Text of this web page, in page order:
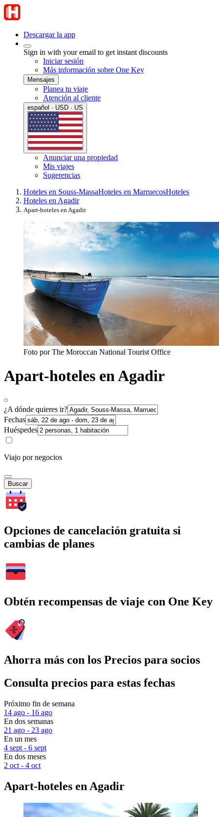
Descargar la app
Sign in with your email to get instant discounts
Iniciar sesión
Más información sobre One Key
Mensajes
Planea tu viaje
Atención al cliente
español · USD · US
Anunciar una propiedad
Mis viajes
Sugerencias
Hoteles en Souss-MassaHoteles en MarruecosHoteles
Hoteles en Agadir
Apart-hoteles en Agadir
Foto por The Moroccan National Tourist Office
Apart-hoteles en Agadir
¿A dónde quieres ir?
Fechas
Huéspedes
Viajo por negocios
Buscar
Opciones de cancelación gratuita si
cambias de planes
Obtén recompensas de viaje con One Key
Ahorra más con los Precios para socios
Consulta precios para estas fechas
Próximo fin de semana
14 ago - 16 ago
En dos semanas
21 ago - 23 ago
En un mes
4 sept - 6 sept
En dos meses
2 oct - 4 oct
Apart-hoteles en Agadir